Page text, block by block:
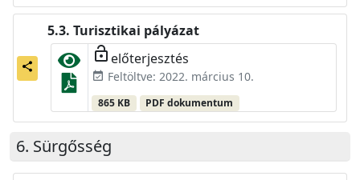
share
Turisztikai pályázat
lock_open előterjesztés
event_available Feltöltve: 2022. március 10.
865 KB PDF dokumentum
Sürgősség